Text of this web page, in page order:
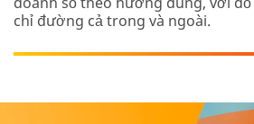
chỉ đường cả trong và ngoài.